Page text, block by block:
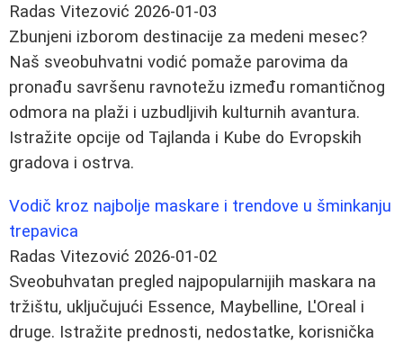
Radas Vitezović 2026-01-03
Zbunjeni izborom destinacije za medeni mesec?
Naš sveobuhvatni vodić pomaže parovima da
pronađu savršenu ravnotežu između romantičnog
odmora na plaži i uzbudljivih kulturnih avantura.
Istražite opcije od Tajlanda i Kube do Evropskih
gradova i ostrva.
Vodič kroz najbolje maskare i trendove u šminkanju
trepavica
Radas Vitezović 2026-01-02
Sveobuhvatan pregled najpopularnijih maskara na
tržištu, uključujući Essence, Maybelline, L'Oreal i
druge. Istražite prednosti, nedostatke, korisnička